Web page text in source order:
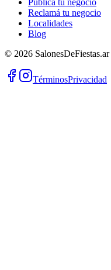
Reclamá tu negocio
Localidades
Blog
© 2026 SalonesDeFiestas.ar
TérminosPrivacidad